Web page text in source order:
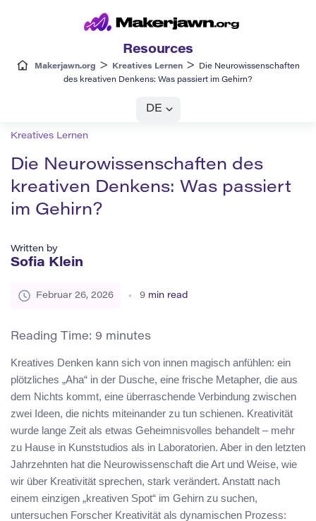
Resources
Makerjawn.org > Kreatives Lernen>
Die Neurowissenschaften
des kreativen Denkens: Was passiert im Gehirn?
DE
Kreatives Lernen
Die Neurowissenschaften des
kreativen Denkens: Was passiert
im Gehirn?
Written by
Sofia Klein
Februar 26, 2026 9 min read
Reading Time: 9 minutes
Kreatives Denken kann sich von innen magisch anfühlen: ein
plötzliches „Aha“ in der Dusche, eine frische Metapher, die aus
dem Nichts kommt, eine überraschende Verbindung zwischen
zwei Ideen, die nichts miteinander zu tun schienen. Kreativität
wurde lange Zeit als etwas Geheimnisvolles behandelt – mehr
zu Hause in Kunststudios als in Laboratorien. Aber in den letzten
Jahrzehnten hat die Neurowissenschaft die Art und Weise, wie
wir über Kreativität sprechen, stark verändert. Anstatt nach
einem einzigen „kreativen Spot“ im Gehirn zu suchen,
untersuchen Forscher Kreativität als dynamischen Prozess: